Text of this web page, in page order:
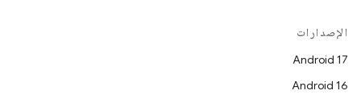
الإصدارات
Android 17
Android 16